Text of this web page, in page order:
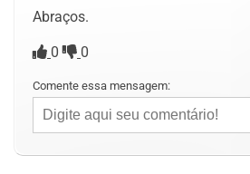
Abraços.
0 0
Comente essa mensagem: